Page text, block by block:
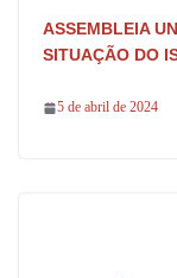
ASSEMBLEIA
SITUAÇÃO DO
5 de abril de 2024